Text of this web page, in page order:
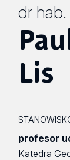
dr hab.
Lis
profesor
Katedra